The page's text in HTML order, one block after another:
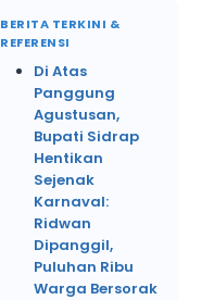
BERITA TERKINI &
REFERENSI
Di Atas
Panggung
Agustusan,
Bupati Sidrap
Hentikan
Sejenak
Karnaval:
Ridwan
Dipanggil,
Puluhan Ribu
Warga Bersorak